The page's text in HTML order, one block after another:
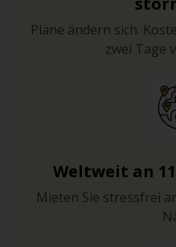
Pläne ändern sich.
zwei Tage
Weltweit an
Mieten Sie stressfrei